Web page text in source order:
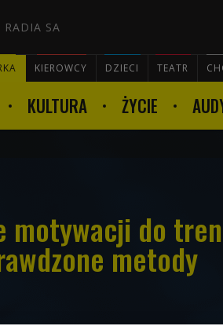
RADIA SA
KIEROWCY DZIECI TEATR
KULTURA ŻYCIE
motywacji do
metody